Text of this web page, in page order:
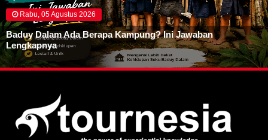
Rabu, 05 Agustus 2026
Baduy Dalam Ada Berapa Kampung? Ini Jawaban
Lengkapnya